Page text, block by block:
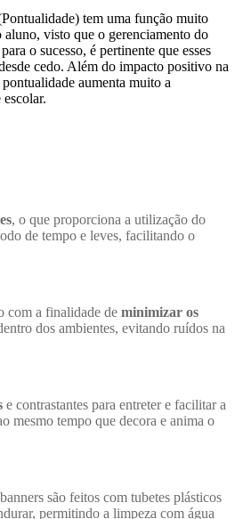
tem uma função muito
visto que o gerenciamento do
o sucesso, é pertinente que esses
cedo. Além do impacto positivo na
aumenta muito a
, o que proporciona a utilização do
de tempo e leves, facilitando o
com a finalidade de minimizar os
dos ambientes, evitando ruídos na
e contrastantes para entreter e facilitar a
mesmo tempo que decora e anima o
são feitos com tubetes plásticos
permitindo a limpeza com água